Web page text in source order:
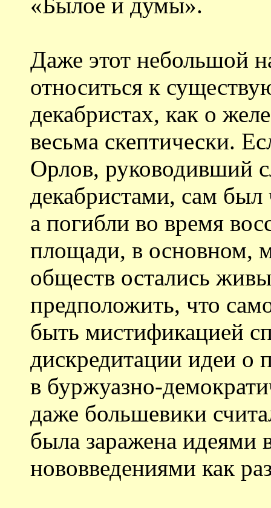
Даже этот небольшой
относиться к
декабристах, как о
весьма скептически.
Орлов, руководивший
декабристами, сам
а погибли во время
площади, в основном,
обществ остались
предположить, что
быть мистификацией
дискредитации идеи о
в буржуазно-
даже большевики
была заражена идеями
нововведениями как